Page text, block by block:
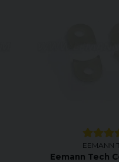
EEMANN
Eemann Tech